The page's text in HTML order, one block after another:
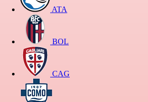
ATA
BOL
CAG